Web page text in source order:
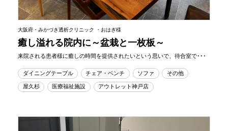
大阪府・みかづき透析クリニック ・おはぎ様
癒し溢れる院内に～盆栽と一枚板～
来院される患者様に癒しの時間を提供されたいという思いで、待合室で･･･
ダイニングテーブル チェア・ベンチ ソファ
その他
屋久杉
医療福祉施設 アウトレット神戸店